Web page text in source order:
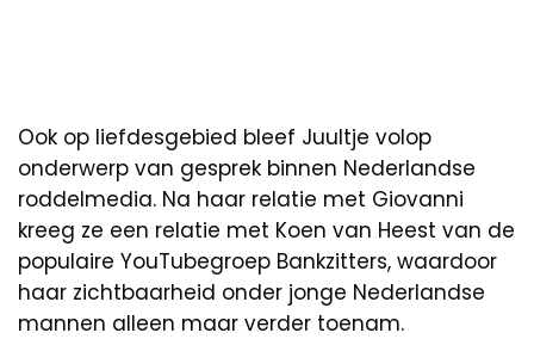
Ook op liefdesgebied bleef Juultje volop
onderwerp van gesprek binnen Nederlandse
roddelmedia. Na haar relatie met Giovanni
kreeg ze een relatie met Koen van Heest van de
populaire YouTubegroep Bankzitters, waardoor
haar zichtbaarheid onder jonge Nederlandse
mannen alleen maar verder toenam.